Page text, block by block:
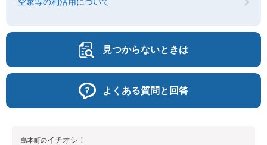
見つからないときは
よくある質問と回答
島本町のイチオシ！